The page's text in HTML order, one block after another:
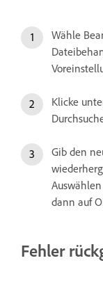
Wähle
Klicke
Gib den
dann auf
Fehler